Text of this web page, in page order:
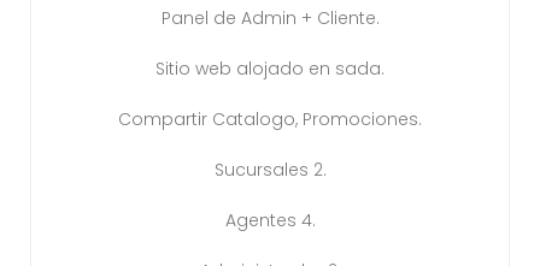
Panel de Admin + Cliente.
Sitio web alojado en sada.
Compartir Catalogo, Promociones.
Sucursales 2.
Agentes 4.